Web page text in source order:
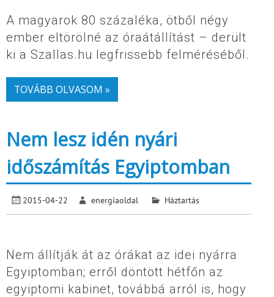
A magyarok 80 százaléka, ötből négy
ember eltörölné az óraátállítást – derült
ki a Szallas.hu legfrissebb felméréséből.
TOVÁBB OLVASOM »
Nem lesz idén nyári
időszámítás Egyiptomban
2015-04-22 energiaoldal Háztartás
Nem állítják át az órákat az idei nyárra
Egyiptomban; erről döntött hétfőn az
egyiptomi kabinet, továbbá arról is, hogy